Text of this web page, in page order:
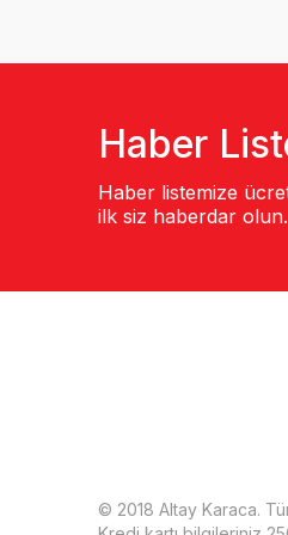
Haber
Haber listemize
ilk siz haberdar olun.
© 2018 Altay Karaca.